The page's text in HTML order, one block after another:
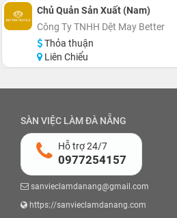
Chủ Quản Sản Xuất (Nam)
Công Ty TNHH Dệt May Better
Thỏa thuận
Liên Chiểu
SÀN VIỆC LÀM ĐÀ NẴNG
Hỗ trợ 24/7
0977254157
sanvieclamdanang@gmail.com
https://sanvieclamdanang.com